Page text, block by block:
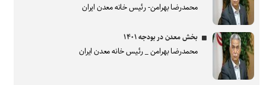
محمدرضا بهرامن- رئیس خانه معدن ایران
بخش معدن در بودجه ۱۴۰۱
محمدرضا بهرامن _ رئیس خانه معدن ایران